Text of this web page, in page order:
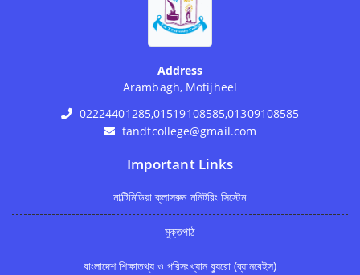
Address
Arambagh, Motijheel
02224401285,01519108585,01309108585
tandtcollege@gmail.com
Important Links
মাল্টিমিডিয়া ক্লাসরুম মনিটরিং সিস্টেম
মুক্তপাঠ
বাংলাদেশ শিক্ষাতথ্য ও পরিসংখ্যান ব্যুরো (ব্যানবেইস)